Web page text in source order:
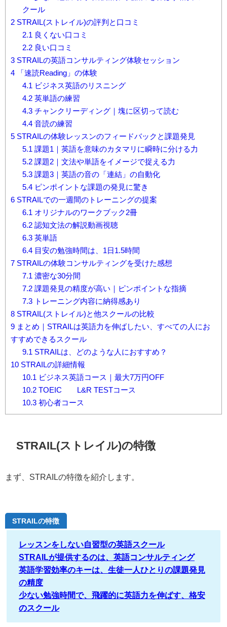
クール
2 STRAIL(ストレイル)の評判と口コミ
2.1 良くない口コミ
2.2良い口コミ
3 STRAILの英語コンサルティング体験セッション
4 「速読Reading」の体験
4.1 ビジネス英語のリスニング
4.2英単語の練習
4.3チャンクリーディング｜塊に区切って読む
4.4音読の練習
5 STRAILの体験レッスンのフィードバックと課題発見
5.1 課題1｜英語を意味のカタマリに瞬時に分ける力
5.2課題2｜文法や単語をイメージで捉える力
5.3課題3｜英語の音の「連結」の自動化
5.4ピンポイントな課題の発見に驚き
6 STRAILでの一週間のトレーニングの提案
6.1 オリジナルのワークブック2冊
6.2認知文法の解説動画視聴
6.3英単語
6.4目安の勉強時間は、1日1.5時間
7 STRAILの体験コンサルティングを受けた感想
7.1 濃密な30分間
7.2課題発見の精度が高い｜ピンポイントな指摘
7.3トレーニング内容に納得感あり
8 STRAIL(ストレイル)と他スクールの比較
9 まとめ｜STRAILは英語力を伸ばしたい、すべての人にお
すすめできるスクール
9.1 STRAILは、どのような人におすすめ？
10 STRAILの詳細情報
10.1 ビジネス英語コース｜最大7万円OFF
10.2TOEIC® L&R TESTコース
10.3初心者コース
STRAIL(ストレイル)の特徴
まず、STRAILの特徴を紹介します。
STRAILの特徴
レッスンをしない自習型の英語スクール
STRAILが提供するのは、英語コンサルティング
英語学習効率のキーは、生徒一人ひとりの課題発見
の精度
少ない勉強時間で、飛躍的に英語力を伸ばす、格安
のスクール